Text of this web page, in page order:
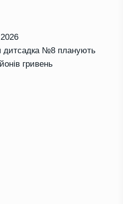
дитсадка №8 планують
гривень